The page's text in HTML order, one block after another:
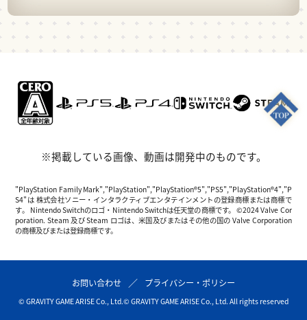
※掲載している画像、動画は開発中のものです。
"PlayStation Family Mark","PlayStation","PlayStation®5","PS5","PlayStation®4","P
S4"は 株式会社ソニー・インタラクティブエンタテインメントの登録商標または商標で
す。 Nintendo Switchのロゴ・Nintendo Switchは任天堂の商標です。 ©2024 Valve Cor
poration. Steam 及び Steam ロゴは、米国及びまたはその他の国の Valve Corporation
の商標及びまたは登録商標です。
お問い合わせ プライバシー・ポリシー
© GRAVITY GAME ARISE Co., Ltd.© GRAVITY GAME ARISE Co., Ltd. All rights reserved